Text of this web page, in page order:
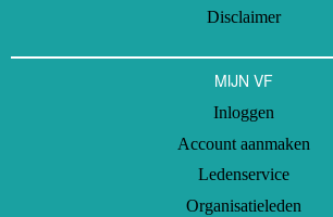
Disclaimer
MIJN VF
Inloggen
Account aanmaken
Ledenservice
Organisatieleden